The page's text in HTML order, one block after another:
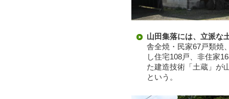
山田集落には、立派な
舎全焼・民家67戸類焼
し住宅108戸、非住家
た建造技術「土蔵」が
という。